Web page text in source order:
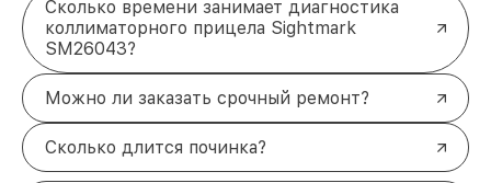
Сколько времени занимает диагностика
коллиматорного прицела Sightmark
SM26043?
Можно ли заказать срочный ремонт?
Сколько длится починка?